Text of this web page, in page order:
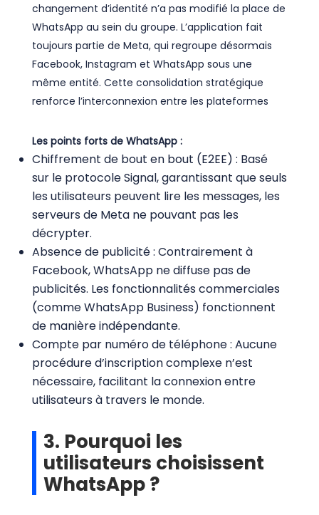
changement d’identité n’a pas modifié la place de
WhatsApp au sein du groupe. L’application fait
toujours partie de Meta, qui regroupe désormais
Facebook, Instagram et WhatsApp sous une
même entité. Cette consolidation stratégique
renforce l’interconnexion entre les plateformes
Les points forts de WhatsApp :
Chiffrement de bout en bout (E2EE) : Basé
sur le protocole Signal, garantissant que seuls
les utilisateurs peuvent lire les messages, les
serveurs de Meta ne pouvant pas les
décrypter.
Absence de publicité : Contrairement à
Facebook, WhatsApp ne diffuse pas de
publicités. Les fonctionnalités commerciales
(comme WhatsApp Business) fonctionnent
de manière indépendante.
Compte par numéro de téléphone : Aucune
procédure d’inscription complexe n’est
nécessaire, facilitant la connexion entre
utilisateurs à travers le monde.
3. Pourquoi les
utilisateurs choisissent
WhatsApp ?